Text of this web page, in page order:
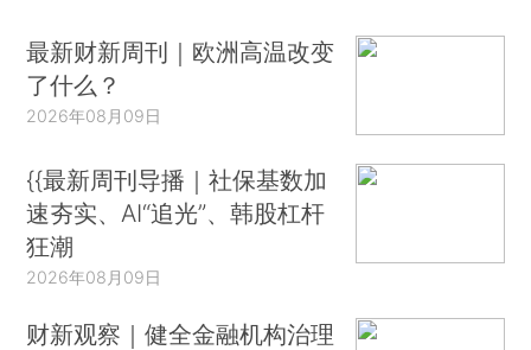
最新财新周刊｜欧洲高温改变
了什么？
2026年08月09日
{{最新周刊导播｜社保基数加
速夯实、AI“追光”、韩股杠杆
狂潮
2026年08月09日
财新观察｜健全金融机构治理